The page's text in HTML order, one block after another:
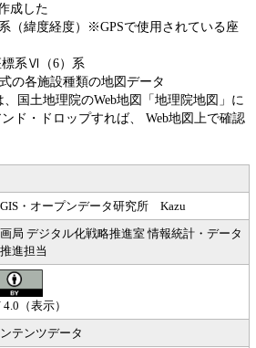
成した
緯度経度）※GPSで使用されている座
系Ⅵ（6）系
の各施設種類の地図データ
国土地理院のWeb地図「地理院地図」に
ド・ドロップすれば、 Web地図上で確認
・オープンデータ研究所 Kazu
局 デジタル化戦略推進室 情報統計・データ
進担当
（表示）
テンツデータ